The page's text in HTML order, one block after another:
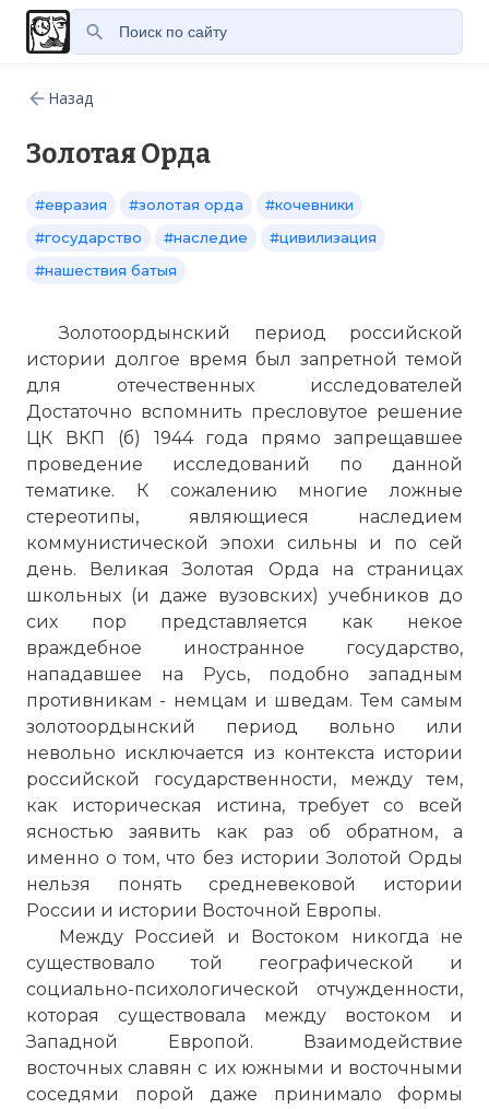
Назад
Золотая Орда
#евразия #золотая орда
#кочевники
#государство
#наследие
#цивилизация
#нашествия батыя
Золотоордынский период российской
истории долгое время был запретной темой
для отечественных исследователей
Достаточно вспомнить пресловутое решение
ЦК ВКП (б) 1944 года прямо запрещавшее
проведение исследований по данной
тематике. К сожалению многие ложные
стереотипы, являющиеся наследием
коммунистической эпохи сильны и по сей
день. Великая Золотая Орда на страницах
школьных (и даже вузовских) учебников до
сих пор представляется как некое
враждебное иностранное государство,
нападавшее на Русь, подобно западным
противникам - немцам и шведам. Тем самым
золотоордынский период вольно или
невольно исключается из контекста истории
российской государственности, между тем,
как историческая истина, требует со всей
ясностью заявить как раз об обратном, а
именно о том, что без истории Золотой Орды
нельзя понять средневековой истории
России и истории Восточной Европы.
Между Россией и Востоком никогда не
существовало той географической и
социально-психологической отчужденности,
которая существовала между востоком и
Западной Европой. Взаимодействие
восточных славян с их южными и восточными
соседями порой даже принимало формы